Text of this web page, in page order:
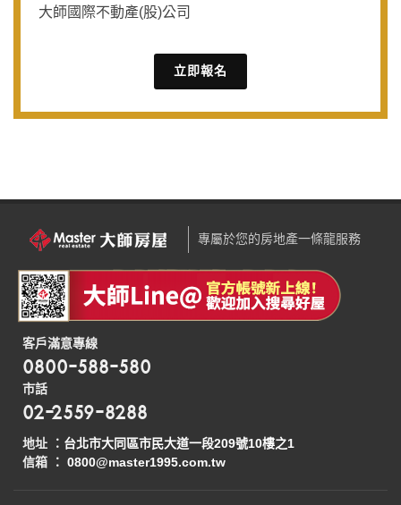
大師國際不動產(股)公司
立即報名
專屬於您的房地產一條龍服務
客戶滿意專線
0800-588-580
市話
02-2559-8288
地址 ： 台北市大同區市民大道一段209號10樓之1
信箱 ： 0800@master1995.com.tw